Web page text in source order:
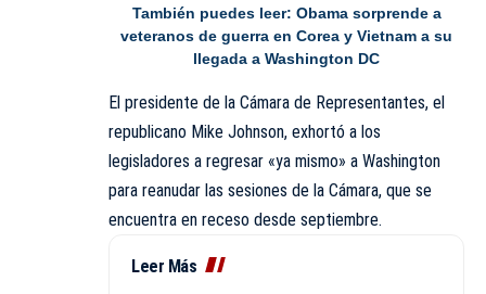
También puedes leer: Obama sorprende a
veteranos de guerra en Corea y Vietnam a su
llegada a Washington DC
El presidente de la Cámara de Representantes, el
republicano Mike Johnson, exhortó a los
legisladores a regresar «ya mismo» a Washington
para reanudar las sesiones de la Cámara, que se
encuentra en receso desde septiembre.
Leer Más